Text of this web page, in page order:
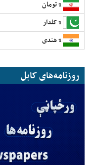
روزنامه‌های کابل